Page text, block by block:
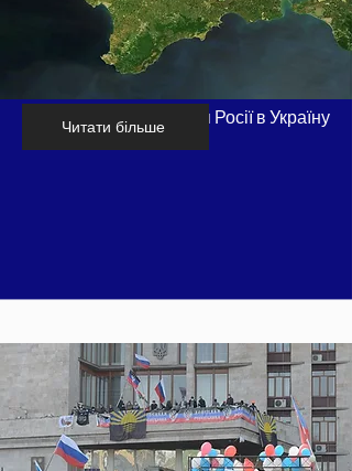
Хронологія вторгнення Росії в Україну
Читати більше